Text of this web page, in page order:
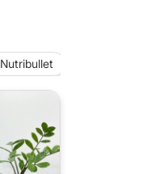
Nutribullet